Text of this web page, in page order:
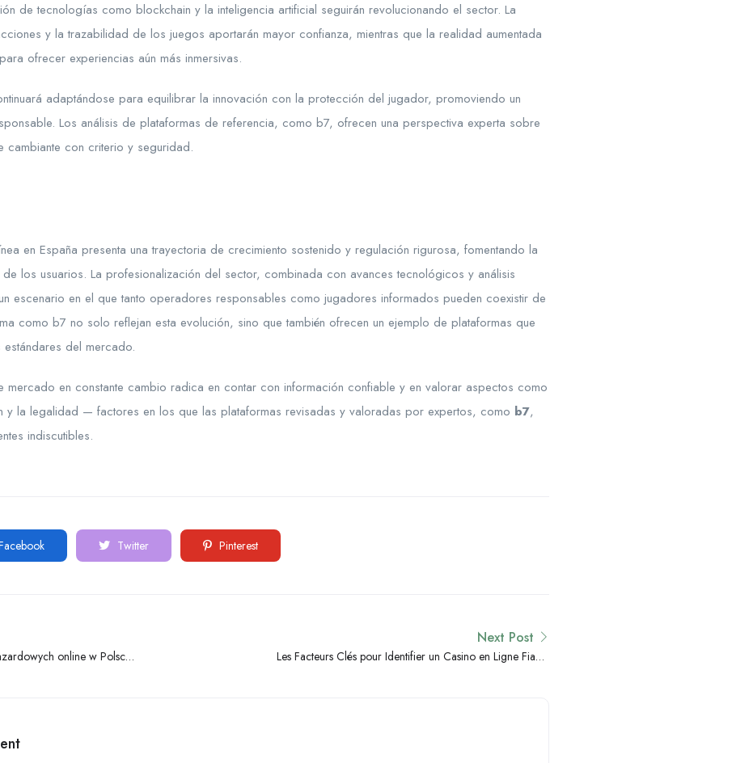
de tecnologías como blockchain y la inteligencia artificial seguirán revolucionando el sector. La
y la trazabilidad de los juegos aportarán mayor confianza, mientras que la realidad aumentada
ofrecer experiencias aún más inmersivas.
adaptándose para equilibrar la innovación con la protección del jugador, promoviendo un
Los análisis de plataformas de referencia, como b7, ofrecen una perspectiva experta sobre
cambiante con criterio y seguridad.
en España presenta una trayectoria de crecimiento sostenido y regulación rigurosa, fomentando la
los usuarios. La profesionalización del sector, combinada con avances tecnológicos y análisis
escenario en el que tanto operadores responsables como jugadores informados pueden coexistir de
como b7 no solo reflejan esta evolución, sino que también ofrecen un ejemplo de plataformas que
del mercado.
mercado en constante cambio radica en contar con información confiable y en valorar aspectos como
y la legalidad — factores en los que las plataformas revisadas y valoradas por expertos, como b7,
indiscutibles.
Twitter Pinterest
online w Polsce:
Next Post
Les Facteurs Clés pour Identifier un Casino en Ligne Fiable